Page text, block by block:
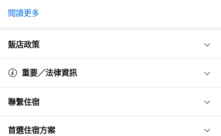
閱讀更多
飯店政策
重要／法律資訊
聯繫住宿
首選住宿方案